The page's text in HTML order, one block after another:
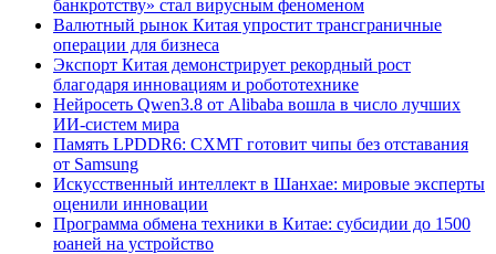
банкротству» стал вирусным феноменом
Валютный рынок Китая упростит трансграничные
операции для бизнеса
Экспорт Китая демонстрирует рекордный рост
благодаря инновациям и робототехнике
Нейросеть Qwen3.8 от Alibaba вошла в число лучших
ИИ-систем мира
Память LPDDR6: CXMT готовит чипы без отставания
от Samsung
Искусственный интеллект в Шанхае: мировые эксперты
оценили инновации
Программа обмена техники в Китае: субсидии до 1500
юаней на устройство